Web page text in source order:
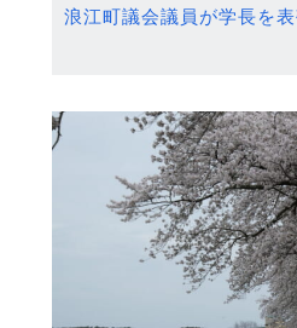
浪江町議会議員が学長を